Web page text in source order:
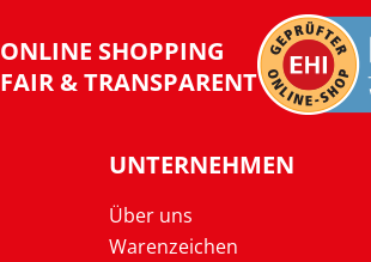
ONLINE SHOPPING
FAIR & TRANSPARENT
UNTERNEHMEN
Über uns
Warenzeichen